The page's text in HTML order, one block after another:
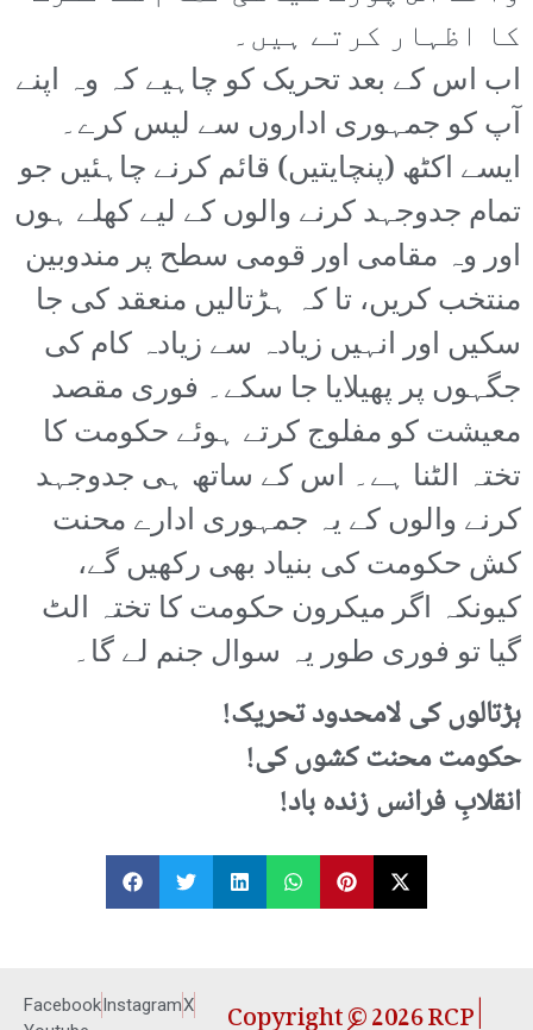
کا اظہار کرتے ہیں۔
اب اس کے بعد تحریک کو چاہیے کہ وہ اپنے
آپ کو جمہوری اداروں سے لیس کرے۔
ایسے اکٹھ (پنچایتیں) قائم کرنے چاہئیں جو
تمام جدوجہد کرنے والوں کے لیے کھلے ہوں
اور وہ مقامی اور قومی سطح پر مندوبین
منتخب کریں، تا کہ ہڑتالیں منعقد کی جا
سکیں اور انہیں زیادہ سے زیادہ کام کی
جگہوں پر پھیلایا جا سکے۔ فوری مقصد
معیشت کو مفلوج کرتے ہوئے حکومت کا
تختہ الٹنا ہے۔ اس کے ساتھ ہی جدوجہد
کرنے والوں کے یہ جمہوری ادارے محنت
کش حکومت کی بنیاد بھی رکھیں گے،
کیونکہ اگر میکرون حکومت کا تختہ الٹ
گیا تو فوری طور یہ سوال جنم لے گا۔
ہڑتالوں کی لامحدود تحریک!
حکومت محنت کشوں کی!
انقلابِ فرانس زندہ باد!
FacebookInstagramX
Copyright © 2026 RCP |